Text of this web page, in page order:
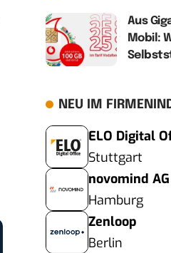
Aus
Mobil:
NEU IM
ELO Digital
Stuttgart
novomind AG
Hamburg
Zenloop
Berlin